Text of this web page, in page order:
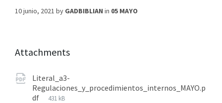
10 junio, 2021 by GADBIBLIAN in 05 MAYO
Attachments
Literal_a3-
Regulaciones_y_procedimientos_internos_MAYO.p
df
431 kB